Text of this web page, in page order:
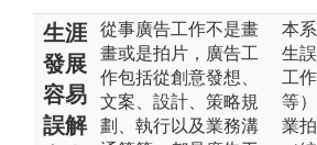
生涯
發展
容易
誤解
從事廣告工作不是畫
畫或是拍片，廣告工
作包括從創意發想、
文案、設計、策略規
劃、執行以及業務溝
本
生
工
等
業